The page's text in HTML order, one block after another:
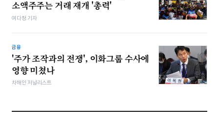
소액주주는 거래 재개 '총력'
여다정 기자
금융
'주가 조작과의 전쟁', 이화그룹 수사에
영향 미쳤나
차해인 저널리스트